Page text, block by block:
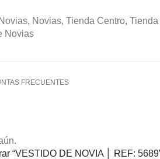
Novias, Novias, Tienda Centro,
Novias
FRECUENTES
“VESTIDO DE NOVIA │ REF: